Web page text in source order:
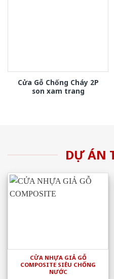
Cửa Gỗ Chống Cháy 2P
son xam trang
DỰ ÁN
CỬA NHỰA GIẢ GỖ
COMPOSITE SIÊU CHỐNG
NƯỚC